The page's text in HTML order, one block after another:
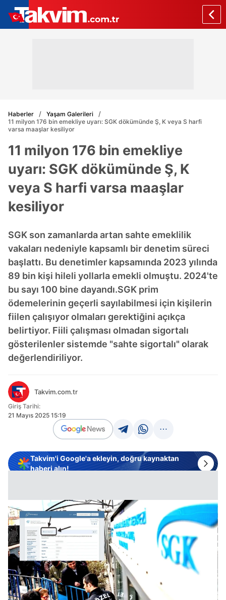
Haberler
Yaşam Galerileri
11 milyon 176 bin emekliye uyarı: SGK dökümünde Ş, K veya S harfi
varsa maaşlar kesiliyor
11 milyon 176 bin emekliye
uyarı: SGK dökümünde Ş, K
veya S harfi varsa maaşlar
kesiliyor
SGK son zamanlarda artan sahte emeklilik
vakaları nedeniyle kapsamlı bir denetim süreci
başlattı. Bu denetimler kapsamında 2023 yılında
89 bin kişi hileli yollarla emekli olmuştu. 2024'te
bu sayı 100 bine dayandı.SGK prim
ödemelerinin geçerli sayılabilmesi için kişilerin
fiilen çalışıyor olmaları gerektiğini açıkça
belirtiyor. Fiili çalışması olmadan sigortalı
gösterilenler sistemde "sahte sigortalı" olarak
değerlendiriliyor.
Takvim.com.tr
Giriş Tarihi:
21 Mayıs 2025 15:19
Takvim'i Google'a ekleyin, doğru kaynaktan
haberi alın!